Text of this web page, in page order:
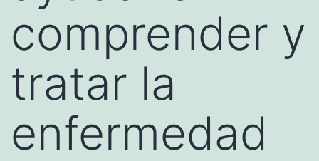
comprender y
tratar la
enfermedad